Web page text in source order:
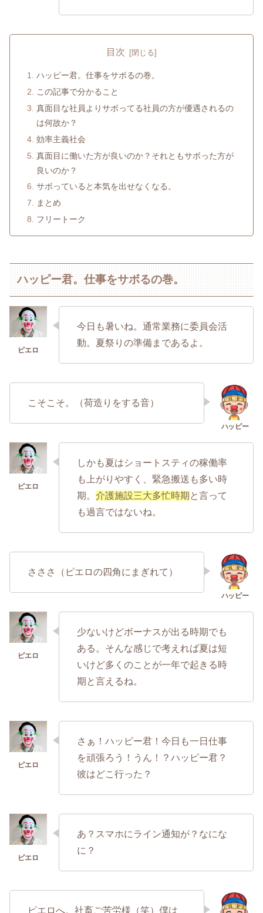
目次
ハッピー君。仕事をサボるの巻。
この記事で分かること
真面目な社員よりサボってる社員の方が優遇されるの
は何故か？
効率主義社会
真面目に働いた方が良いのか？それともサボった方が
良いのか？
サボっていると本気を出せなくなる。
まとめ
フリートーク
ハッピー君。仕事をサボるの巻。
今日も暑いね。通常業務に委員会活
動。夏祭りの準備まであるよ。
こそこそ。（荷造りをする音）
しかも夏はショートスティの稼働率
も上がりやすく、緊急搬送も多い時
期。 介護施設三大多忙時期 と言って
も過言ではないね。
さささ（ピエロの四角にまぎれて）
少ないけどボーナスが出る時期でも
ある。そんな感じで考えれば夏は短
いけど多くのことが一年で起きる時
期と言えるね。
さぁ！ハッピー君！今日も一日仕事
を頑張ろう！うん！？ハッピー君？
彼はどこ行った？
あ？スマホにライン通知が？なにな
に？
ピエロへ。社畜ご苦労様（笑）僕は